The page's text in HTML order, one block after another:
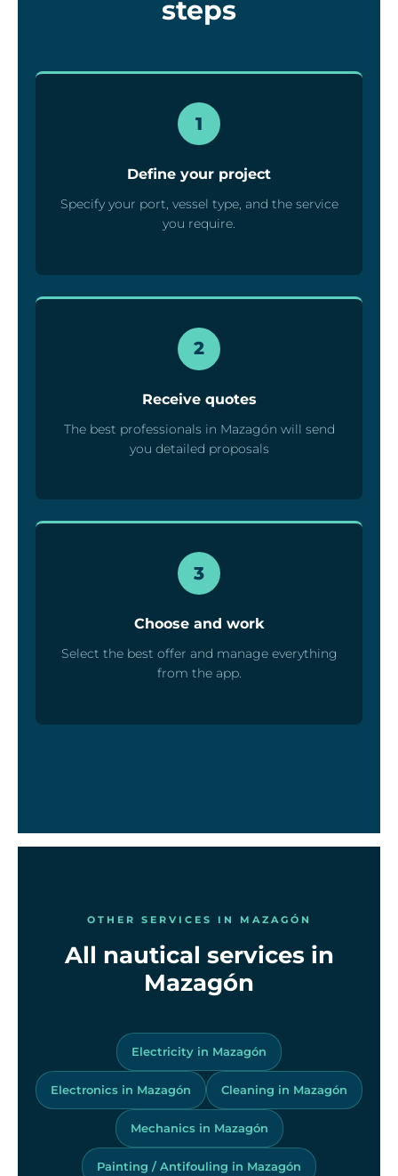
steps
1
Define your project
Specify your port, vessel type, and the service
you require.
2
Receive quotes
The best professionals in Mazagón will send
you detailed proposals
3
Choose and work
Select the best offer and manage everything
from the app.
OTHER SERVICES IN MAZAGÓN
All nautical services in
Mazagón
Electricity in Mazagón
Electronics in Mazagón Cleaning in Mazagón
Mechanics in Mazagón
Painting / Antifouling in Mazagón